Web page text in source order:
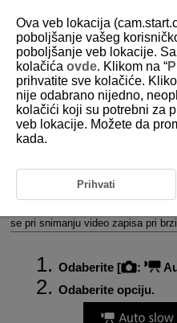
D388-074
Automatski spori
snimanja video zapisa
šumom nego kada snimate sa
automatskim smanjivanjem brzine
se pri snimanju video zapisa pri
Odaberite [ :
Odaberite opciju.
Ova veb lokacija
poboljšanje vašeg
poboljšanje veb lokacije.
kolačića ovde. Klikom na “
prihvatite sve kolačiće.
nije odabrano nijedno,
kolačići koji su potrebni za
veb lokacije. Možete da
kada.
Prihvati